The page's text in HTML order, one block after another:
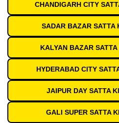
CHANDIGARH CITY
SADAR BAZAR SATTA
KALYAN BAZAR
HYDERABAD CITY
JAIPUR DAY SATTA
GALI SUPER SATTA